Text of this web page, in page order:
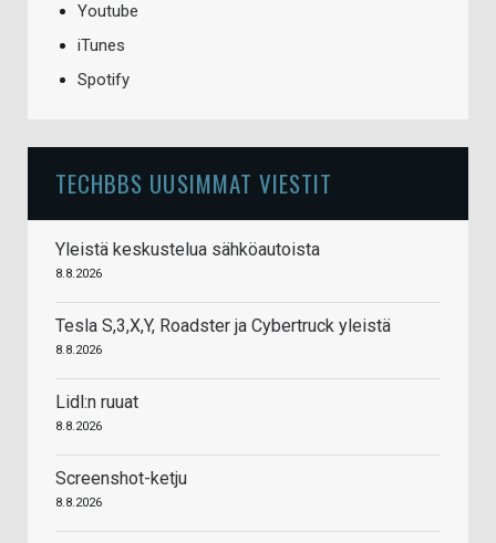
Youtube
iTunes
Spotify
TECHBBS UUSIMMAT VIESTIT
Yleistä keskustelua sähköautoista
8.8.2026
Tesla S,3,X,Y, Roadster ja Cybertruck yleistä
8.8.2026
Lidl:n ruuat
8.8.2026
Screenshot-ketju
8.8.2026